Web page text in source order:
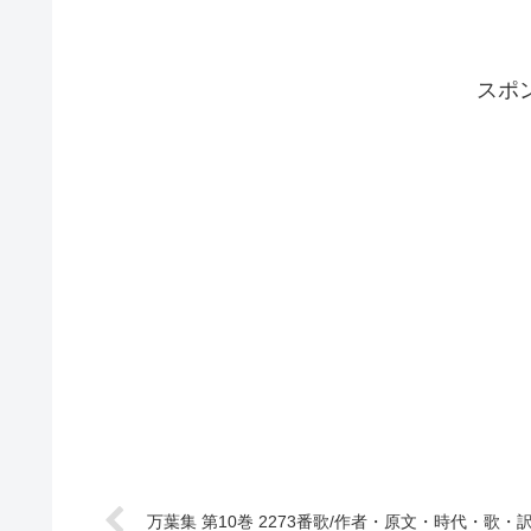
スポ
万葉集 第10巻 2273番歌/作者・原文・時代・歌・訳